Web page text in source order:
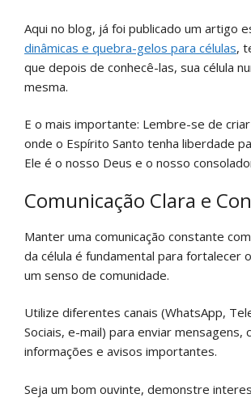
Aqui no blog, já foi publicado um artigo
dinâmicas e quebra-gelos para células,
que depois de conhecê-las, sua célula
mesma.
E o mais importante: Lembre-se de
onde o Espírito Santo tenha liberdade
Ele é o nosso Deus e o nosso
Comunicação Clara e
Manter uma comunicação constante
da célula é fundamental para fortalecer
um senso de comunidade.
Utilize diferentes canais (WhatsApp,
Sociais, e-mail) para enviar mensagens,
informações e avisos importantes.
Seja um bom ouvinte, demonstre